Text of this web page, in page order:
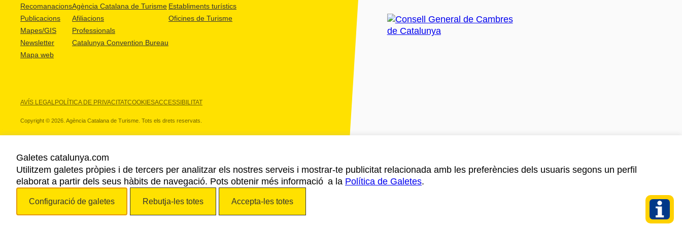
Recomanacions
Publicacions
Mapes/GIS
Newsletter
Mapa web
Agència Catalana de Turisme
Afiliacions
Professionals
Catalunya Convention Bureau
Establiments turístics
Oficines de Turisme
AVÍS LEGALPOLÍTICA DE PRIVACITATCOOKIESACCESSIBILITAT
Copyright © 2026. Agència Catalana de Turisme. Tots els drets reservats.
ELS NOSTRES PARTNERS
Galetes catalunya.com
Utilitzem galetes pròpies i de tercers per analitzar els nostres serveis i mostrar-te publicitat relacionada amb les preferències dels usuaris segons un perfil
elaborat a partir dels seus hàbits de navegació. Pots obtenir més informació a la Política de Galetes.
Configuració de galetes Rebutja-les totes Accepta-les totes